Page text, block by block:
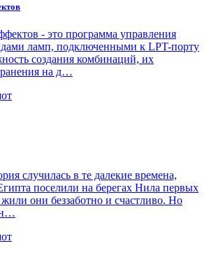
- это программа управления
ламп, подключенными к LPT-порту
создания комбинаций, их
на д…
случилась в те далекие времена,
поселили на берегах Нила первых
они беззаботно и счастливо. Но